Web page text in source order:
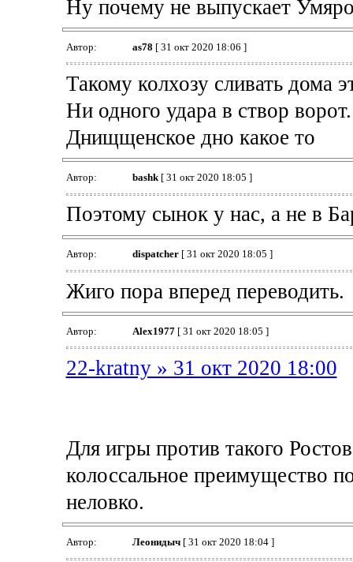
Ну почему не выпускает
Автор: as78 [ 31 окт 2020 18:06 ]
Такому колхозу сливать дома
Ни одного удара в створ ворот.
Днищщенское дно какое то
Автор: bashk[ 31 окт 2020 18:05 ]
Поэтому сынок у нас, а не в
Автор: dispatcher[ 31 окт 2020 18:05 ]
Жиго пора вперед переводить.
Автор: Alex1977[ 31 окт 2020 18:05 ]
22-kratny » 31 окт 2020 18:00
Для игры против такого
колоссальное преимущество
неловко.
Автор: Леонидыч[ 31 окт 2020 18:04 ]